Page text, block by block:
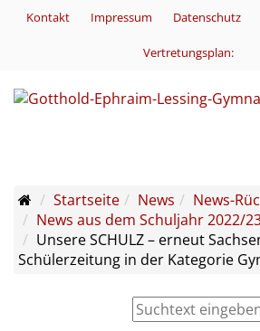
Kontakt Impressum Datenschutz
Vertretungsplan:
Startseite
News
News-
News aus dem Schuljahr 2022/
Unsere SCHULZ – erneut
Schülerzeitung in der Kategorie